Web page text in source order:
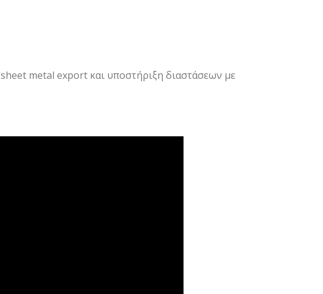
sheet metal export και υποστήριξη διαστάσεων με